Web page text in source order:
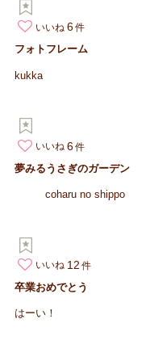
いいね 6
フォトフレーム
kukka
いいね 6
夢みるうさぎのガーデン
coharu no shippo
いいね 12
卒業おめでとう
はーい！